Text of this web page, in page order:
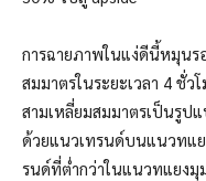
การฉายภาพในแง่ดีนี้หมุนร
สมมาตรในระยะเวลา 4 ชั่
สามเหลี่ยมสมมาตรเป็นรูป
ด้วยแนวเทรนด์บนแนวทแย
รนด์ที่ต่ำกว่าในแนวทแยงมุ